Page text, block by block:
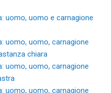
uomo, uomo e carnagione
uomo, uomo, carnagione
chiara
uomo, uomo, carnagione
uomo, uomo, carnagione